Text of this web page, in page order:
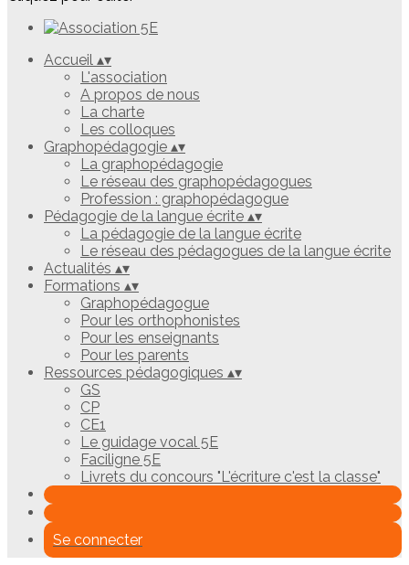
Accueil ▴▾
L'association
A propos de nous
La charte
Les colloques
Graphopédagogie ▴▾
La graphopédagogie
Le réseau des graphopédagogues
Profession : graphopédagogue
Pédagogie de la langue écrite ▴▾
La pédagogie de la langue écrite
Le réseau des pédagogues de la langue écrite
Actualités ▴▾
Formations ▴▾
Graphopédagogue
Pour les orthophonistes
Pour les enseignants
Pour les parents
Ressources pédagogiques ▴▾
GS
CP
CE1
Le guidage vocal 5E
Faciligne 5E
Livrets du concours "L'écriture c'est la classe"
Se connecter